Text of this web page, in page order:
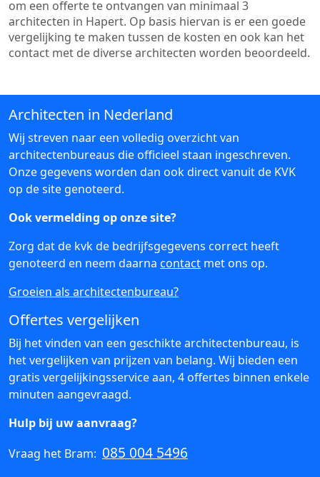
om een offerte te ontvangen van minimaal 3
architecten in Hapert. Op basis hiervan is er een goede
vergelijking te maken tussen de kosten en ook kan het
contact met de diverse architecten worden beoordeeld.
Architecten in Nederland
Wij streven naar een volledig overzicht van
architectenbureaus die officieel staan ingeschreven.
Onze gegevens worden dan ook direct vanuit de KVK
op de site genoteerd.
Ook vermelding op onze site?
Zorg dat de kvk de bedrijfsgegevens correct heeft
genoteerd en neem daarna contact met ons op.
Groeien als architectenbureau?
Offertes vergelijken
Bij het vinden van een geschikte architectenbureau, is
het vergelijken van prijzen van belang. Wij bieden een
gratis vergelijkingsservice aan, 4 offertes binnen enkele
minuten aangevraagd.
Hulp bij uw aanvraag?
Vraag het Bram: 085 004 5496